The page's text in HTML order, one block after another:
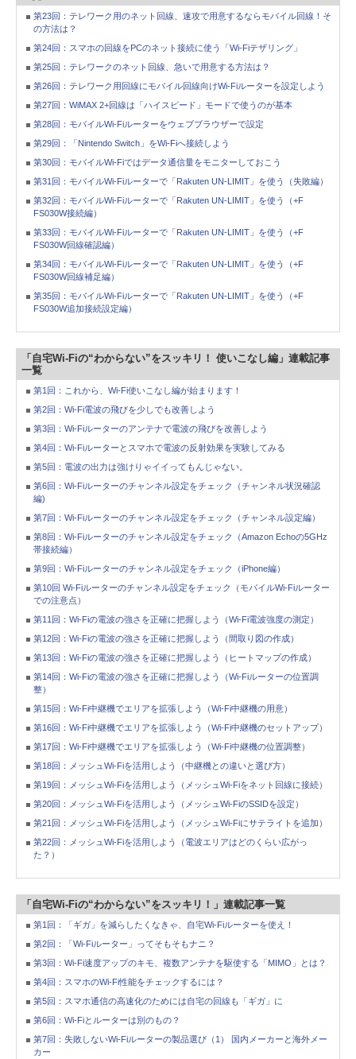
第23回：テレワーク用のネット回線、速攻で用意するならモバイル回線！そ
の方法は？
第24回：スマホの回線をPCのネット接続に使う「Wi-Fiテザリング」
第25回：テレワークのネット回線、急いで用意する方法は？
第26回：テレワーク用回線にモバイル回線向けWi-Fiルーターを設定しよう
第27回：WiMAX 2+回線は「ハイスピード」モードで使うのが基本
第28回：モバイルWi-Fiルーターをウェブブラウザーで設定
第29回：「Nintendo Switch」をWi-Fiへ接続しよう
第30回：モバイルWi-Fiではデータ通信量をモニターしておこう
第31回：モバイルWi-Fiルーターで「Rakuten UN-LIMIT」を使う（失敗編）
第32回：モバイルWi-Fiルーターで「Rakuten UN-LIMIT」を使う（+F
FS030W接続編）
第33回：モバイルWi-Fiルーターで「Rakuten UN-LIMIT」を使う（+F
FS030W回線確認編）
第34回：モバイルWi-Fiルーターで「Rakuten UN-LIMIT」を使う（+F
FS030W回線補足編）
第35回：モバイルWi-Fiルーターで「Rakuten UN-LIMIT」を使う（+F
FS030W追加接続設定編）
「自宅Wi-Fiの“わからない”をスッキリ！ 使いこなし編」連載記事
一覧
第1回：これから、Wi-Fi使いこなし編が始まります！
第2回：Wi-Fi電波の飛びを少しでも改善しよう
第3回：Wi-Fiルーターのアンテナで電波の飛びを改善しよう
第4回：Wi-Fiルーターとスマホで電波の反射効果を実験してみる
第5回：電波の出力は強けりゃイイってもんじゃない。
第6回：Wi-Fiルーターのチャンネル設定をチェック（チャンネル状況確認
編)
第7回：Wi-Fiルーターのチャンネル設定をチェック（チャンネル設定編）
第8回：Wi-Fiルーターのチャンネル設定をチェック（Amazon Echoの5GHz
帯接続編）
第9回：Wi-Fiルーターのチャンネル設定をチェック（iPhone編）
第10回 Wi-Fiルーターのチャンネル設定をチェック（モバイルWi-Fiルーター
での注意点）
第11回：Wi-Fiの電波の強さを正確に把握しよう（Wi-Fi電波強度の測定）
第12回：Wi-Fiの電波の強さを正確に把握しよう（間取り図の作成）
第13回：Wi-Fiの電波の強さを正確に把握しよう（ヒートマップの作成）
第14回：Wi-Fiの電波の強さを正確に把握しよう（Wi-Fiルーターの位置調
整）
第15回：Wi-Fi中継機でエリアを拡張しよう（Wi-Fi中継機の用意）
第16回：Wi-Fi中継機でエリアを拡張しよう（Wi-Fi中継機のセットアップ）
第17回：Wi-Fi中継機でエリアを拡張しよう（Wi-Fi中継機の位置調整）
第18回：メッシュWi-Fiを活用しよう（中継機との違いと選び方）
第19回：メッシュWi-Fiを活用しよう（メッシュWi-Fiをネット回線に接続）
第20回：メッシュWi-Fiを活用しよう（メッシュWi-FiのSSIDを設定）
第21回：メッシュWi-Fiを活用しよう（メッシュWi-Fiにサテライトを追加）
第22回：メッシュWi-Fiを活用しよう（電波エリアはどのくらい広がっ
た？）
「自宅Wi-Fiの“わからない”をスッキリ！」連載記事一覧
第1回：「ギガ」を減らしたくなきゃ、自宅Wi-Fiルーターを使え！
第2回：「Wi-Fiルーター」ってそもそもナニ？
第3回：Wi-Fi速度アップのキモ、複数アンテナを駆使する「MIMO」とは？
第4回：スマホのWi-Fi性能をチェックするには？
第5回：スマホ通信の高速化のためには自宅の回線も「ギガ」に
第6回：Wi-Fiとルーターは別のもの？
第7回：失敗しないWi-Fiルーターの製品選び（1） 国内メーカーと海外メー
カー